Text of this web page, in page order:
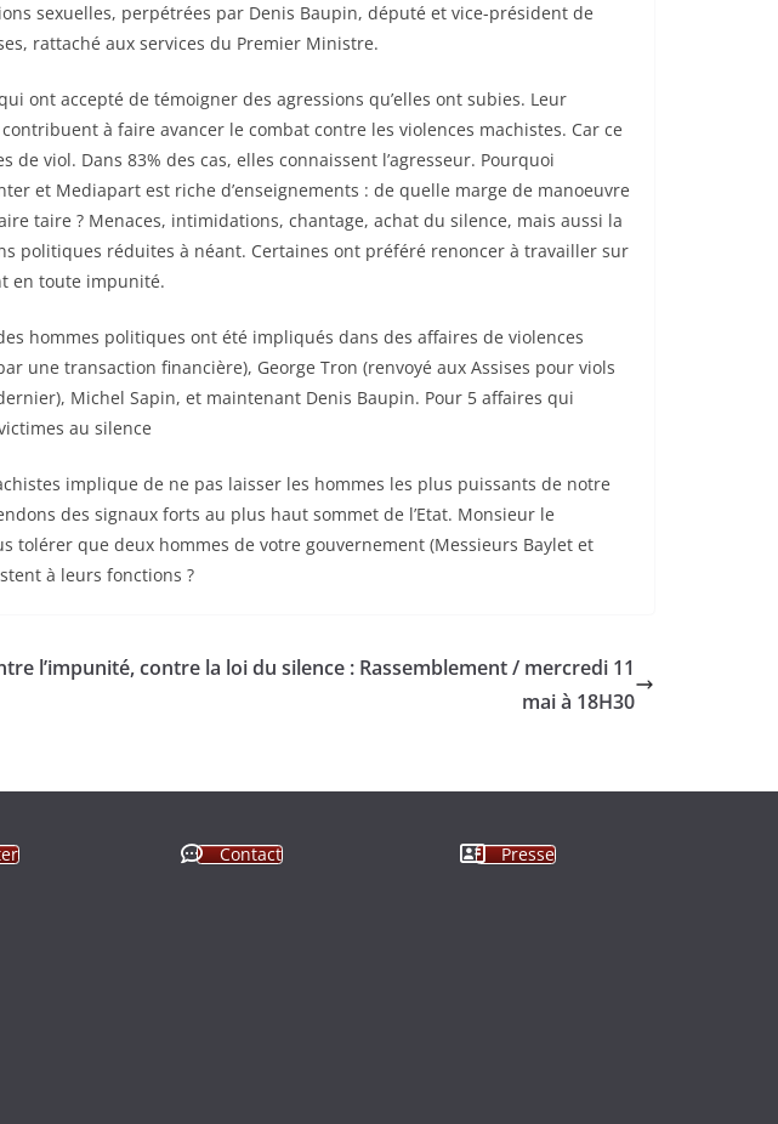
sexuelles, perpétrées par Denis Baupin, député et vice-président de
rattaché aux services du Premier Ministre.
ont accepté de témoigner des agressions qu’elles ont subies. Leur
à faire avancer le combat contre les violences machistes. Car ce
viol. Dans 83% des cas, elles connaissent l’agresseur. Pourquoi
et Mediapart est riche d’enseignements : de quelle marge de manoeuvre
taire ? Menaces, intimidations, chantage, achat du silence, mais aussi la
politiques réduites à néant. Certaines ont préféré renoncer à travailler sur
en toute impunité.
hommes politiques ont été impliqués dans des affaires de violences
une transaction financière), George Tron (renvoyé aux Assises pour viols
Michel Sapin, et maintenant Denis Baupin. Pour 5 affaires qui
au silence
implique de ne pas laisser les hommes les plus puissants de notre
des signaux forts au plus haut sommet de l’Etat. Monsieur le
que deux hommes de votre gouvernement (Messieurs Baylet et
à leurs fonctions ?
l’impunité, contre la loi du silence : Rassemblement / mercredi 11
mai à 18H30
Contact Presse